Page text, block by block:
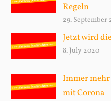
Regeln
29. September
Jetzt wird
8. July 2020
Immer
mit Corona